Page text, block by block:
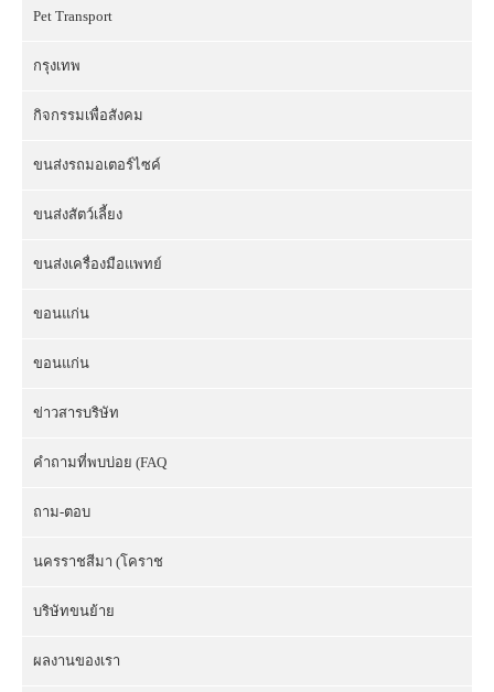
Pet Transport
กรุงเทพ
กิจกรรมเพื่อสังคม
ขนส่งรถมอเตอร์ไซค์
ขนส่งสัตว์เลี้ยง
ขนส่งเครื่องมือแพทย์
ขอนแก่น
ขอนแก่น
ข่าวสารบริษัท
คำถามที่พบบ่อย (FAQ
ถาม-ตอบ
นครราชสีมา (โคราช
บริษัทขนย้าย
ผลงานของเรา